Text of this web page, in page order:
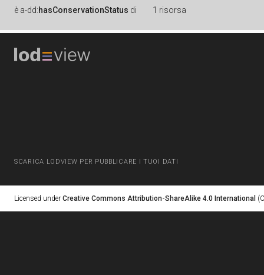
è a-dd:hasConservationStatus di 1 risorsa
SCARICA LODVIEW PER PUBBLICARE I TUOI DATI
Licensed under Creative Commons Attribution-ShareAlike 4.0 International